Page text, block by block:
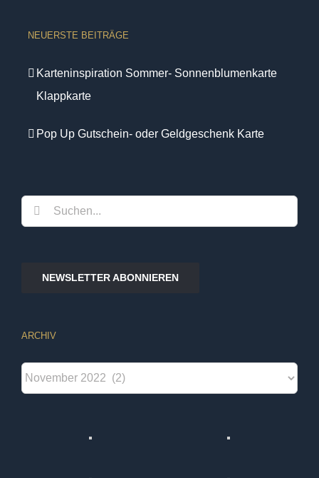
NEUERSTE BEITRÄGE
Karteninspiration Sommer- Sonnenblumenkarte
Klappkarte
Pop Up Gutschein- oder Geldgeschenk Karte
Suche
nach:
NEWSLETTER ABONNIEREN
ARCHIV
Archiv